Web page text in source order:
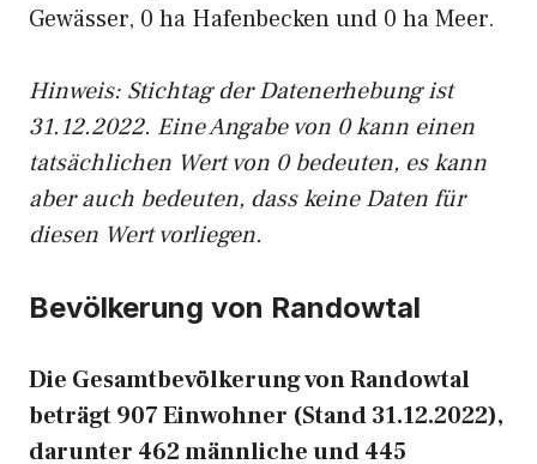
Gewässer, 0 ha Hafenbecken und 0 ha Meer.
Hinweis: Stichtag der Datenerhebung ist
31.12.2022. Eine Angabe von 0 kann einen
tatsächlichen Wert von 0 bedeuten, es kann
aber auch bedeuten, dass keine Daten für
diesen Wert vorliegen.
Bevölkerung von Randowtal
Die Gesamtbevölkerung von Randowtal
beträgt 907 Einwohner (Stand 31.12.2022),
darunter 462 männliche und 445